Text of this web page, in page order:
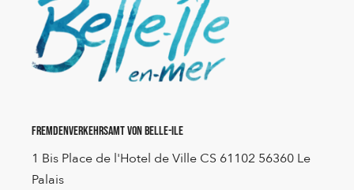
Fremdenverkehrsamt von Belle-Ile
1 Bis Place de l'Hotel de Ville CS 61102 56360 Le
Palais